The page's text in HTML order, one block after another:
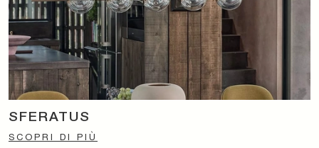
SFERATUS
SCOPRI DI PIÙ